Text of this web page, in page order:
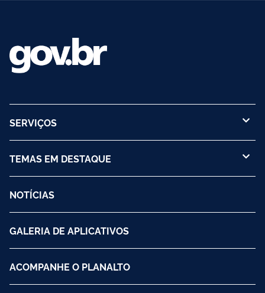
SERVIÇOS
TEMAS EM DESTAQUE
NOTÍCIAS
GALERIA DE APLICATIVOS
ACOMPANHE O PLANALTO